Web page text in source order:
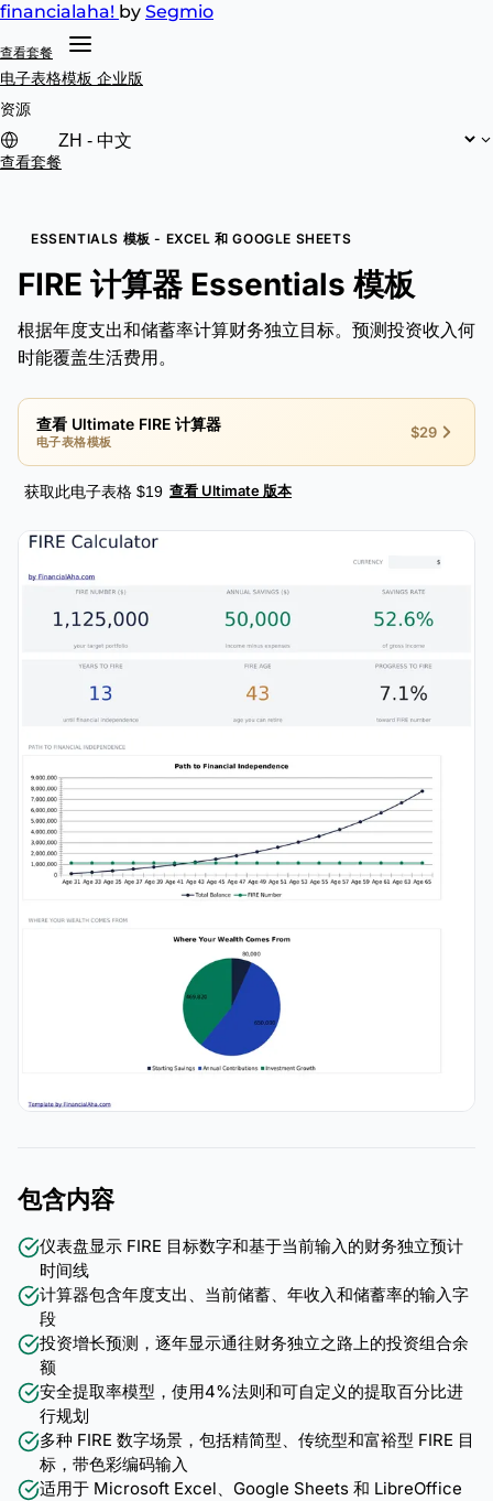
financialaha! by Segmio
查看套餐
电子表格模板 企业版
资源
查看套餐
ESSENTIALS 模板 - EXCEL 和 GOOGLE SHEETS
FIRE 计算器 Essentials 模板
根据年度支出和储蓄率计算财务独立目标。预测投资收入何
时能覆盖生活费用。
查看 Ultimate FIRE 计算器
电子表格模板
$29
获取此电子表格 $19 查看 Ultimate 版本
包含内容
仪表盘显示 FIRE 目标数字和基于当前输入的财务独立预计
时间线
计算器包含年度支出、当前储蓄、年收入和储蓄率的输入字
段
投资增长预测，逐年显示通往财务独立之路上的投资组合余
额
安全提取率模型，使用4%法则和可自定义的提取百分比进
行规划
多种 FIRE 数字场景，包括精简型、传统型和富裕型 FIRE 目
标，带色彩编码输入
适用于 Microsoft Excel、Google Sheets 和 LibreOffice